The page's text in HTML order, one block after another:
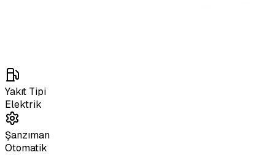
Yakıt Tipi
Elektrik
Şanzıman
Otomatik